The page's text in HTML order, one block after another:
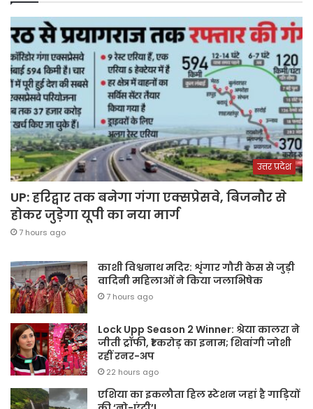
उत्तर प्रदेश
UP: हरिद्वार तक बनेगा गंगा एक्सप्रेसवे, बिजनौर से
होकर जुड़ेगा यूपी का नया मार्ग
7 hours ago
काशी विश्वनाथ मदिर: शृंगार गौरी केस से जुड़ी
वादिनी महिलाओं ने किया जलाभिषेक
7 hours ago
Lock Upp Season 2 Winner: श्रेया कालरा ने
जीती ट्रॉफी, ₹1 करोड़ का इनाम; शिवांगी जोशी
रहीं रनर-अप
22 hours ago
एशिया का इकलौता हिल स्टेशन जहां है गाड़ियों